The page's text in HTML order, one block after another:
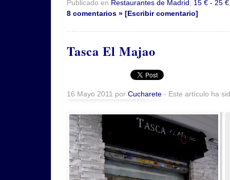
Publicado en Restaurantes de Madrid 15 € - 25 €
8 comentarios » [Escribir comentario]
Tasca El Majao
16 Mayo 2011 por Cucharete - Este artículo ha